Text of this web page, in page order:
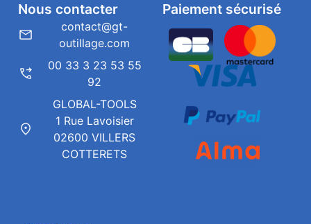
Paiement sécurisé
Nous contacter
contact@gt-
outillage.com
00 33 3 23 53 55
92
GLOBAL-TOOLS
1 Rue Lavoisier
02600 VILLERS
COTTERETS